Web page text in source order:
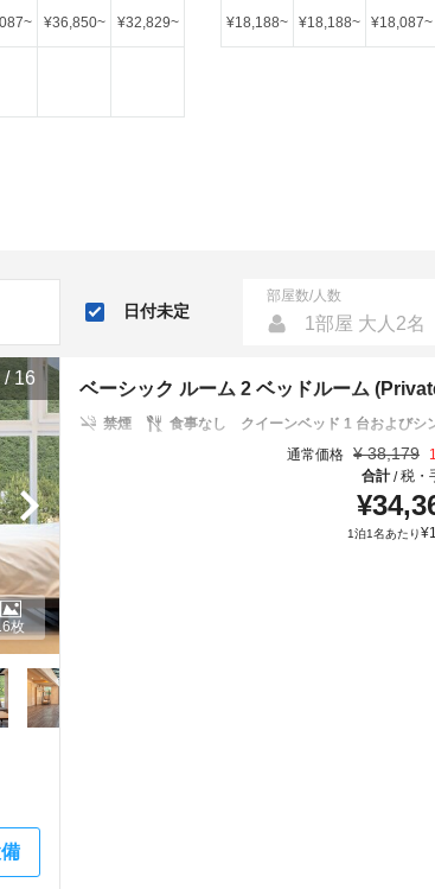
~ ¥36,850~ ¥32,829~ ¥18,188~ ¥18,188~ ¥18,087~
日付未定
部屋数/人数
1部屋 大人2名
/16
枚
ベーシック ルーム 2 ベッドルーム
禁煙 食事なし
クイーンベッド 1 台およびシ
通常価格 ¥ 38,179
合計/税・
¥
1泊1名あたり¥